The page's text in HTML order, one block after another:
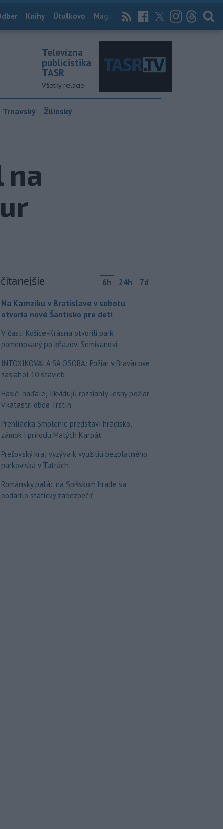
Knihy Útulkovo Magazín News Now Archív
Televízna
publicistika
TASR
Všetky relácie
Trnavský Žilinský
6h 24h 7d
Na Kamzíku v Bratislave v sobotu
otvoria nové Šantisko pre deti
V časti Košice-Krásna otvorili park
pomenovaný po kňazovi Semivanovi
INTOXIKOVALA SA OSOBA: Požiar v Braväcove
zasiahol 10 stavieb
Hasiči naďalej likvidujú rozsiahly lesný požiar
v katastri obce Trstín
Prehliadka Smoleníc predstaví hradisko,
zámok i prírodu Malých Karpát
Prešovský kraj vyzýva k využitiu bezplatného
parkoviska v Tatrách
Románsky palác na Spišskom hrade sa
podarilo staticky zabezpečiť